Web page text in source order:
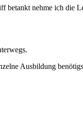
betankt nehme ich
Ausbildung